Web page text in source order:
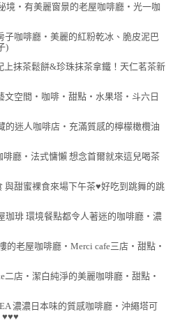
境‧有美麗窗景的老屋咖啡廳‧光一咖
子咖啡廳‧美麗的紅粉乾冰、脆皮泥巴
)
上抹茶鬆餅&珍珠抹茶拿鐵！天仁茗茶新
藝文空間‧咖啡‧甜點‧水果塔‧斗六日
的迷人咖啡店‧充滿質感的檸檬橄欖油
啡廳‧法式慵懶 想念首爾就來這兒喝茶
與甜蜜裸食來場下午茶♥好吃到跳舞的跳
珈琲 環境餐點都令人著迷的咖啡廳‧濃
的老屋咖啡廳‧Merci cafe三店‧甜點‧
二店‧潔白純淨的美麗咖啡廳‧甜點‧
濃濃日本味的質感咖啡廳‧沖繩塔可
♥♥♥